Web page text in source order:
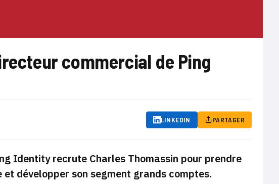
commercial de Ping
LINKEDIN PARTAGER
Identity recrute Charles Thomassin pour prendre
développer son segment grands comptes.